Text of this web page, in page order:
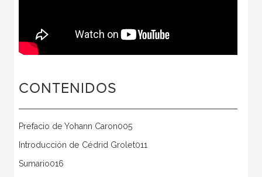
CONTENIDOS
Prefacio de Yohann Caron005
Introducción de Cédrid Grolet011
Sumario016